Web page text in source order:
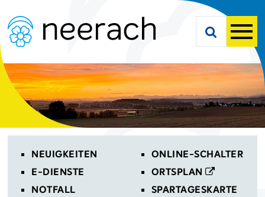
Suche
Toplinks
NEUIGKEITEN
E-DIENSTE
NOTFALL
ONLINE-SCHALTER
ORTSPLAN
SPARTAGESKARTE